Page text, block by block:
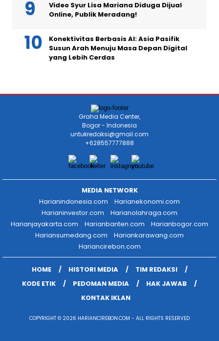
Video Syur Lisa Mariana Diduga Dijual
Online, Publik Meradang!
Konektivitas Berbasis AI: Asia Pasifik
Susun Arah Menuju Masa Depan Digital
yang Lebih Cerdas
Graha Media Center,
Bogor - Indonesia
untukredaksi@gmail.com
+628557777888
MEDIA NETWORK
Harianindonesia.com
Harianekonomi.com
Harianinvestor.com
Harianolahraga.com
Harianjayakarta.com
Harianbanten.com
Harianbogor.com
Hariansumedang.com
Hariankarawang.com
Hariancirebon.com
HOME HISTORI MEDIA
TIM REDAKSI
KODE ETIK
PEDOMAN MEDIA
HAK JAWAB
KONTAK IKLAN
COPYRIGHT © 2026 HARIANCIREBON.COM - ALL RIGHTS RESERVED